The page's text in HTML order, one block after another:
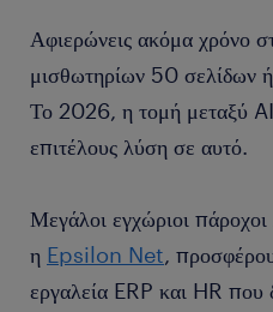
Αφιερώνεις ακόμα χρόνο
μισθωτηρίων 50 σελίδων
Το 2026, η τομή μεταξύ AI
επιτέλους λύση σε αυτό.
Μεγάλοι εγχώριοι
η Epsilon Net,
εργαλεία ERP και HR που